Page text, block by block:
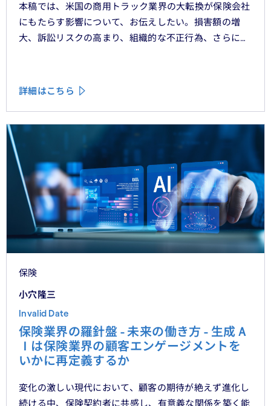
本稿では、米国の商用トラック業界の大転換が保険会社
にもたらす影響について、お伝えしたい。損害額の増
大、訴訟リスクの高まり、組織的な不正行為、さらには
詳細はこちら
保険
小穴隆三
Invalid Date
保険業界の羅針盤 - 未来の働き方 - 生成Ａ
Ｉは保険業界の顧客エンゲージメントを
いかに再定義するか
変化の激しい現代において、顧客の期待が絶えず進化し
続ける中、保険契約者に共感し、有意義な関係を築く能